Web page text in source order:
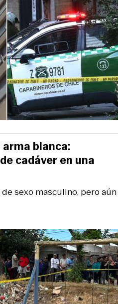
sexo masculino, pero aún
blanca:
cadáver en una